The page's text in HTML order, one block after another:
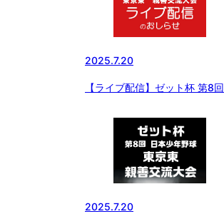
2025.7.20
【ライブ配信】ゼット杯 第8回
2025.7.20